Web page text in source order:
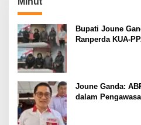
Bupati Joune
Ranperda KUA-
Joune Ganda:
dalam